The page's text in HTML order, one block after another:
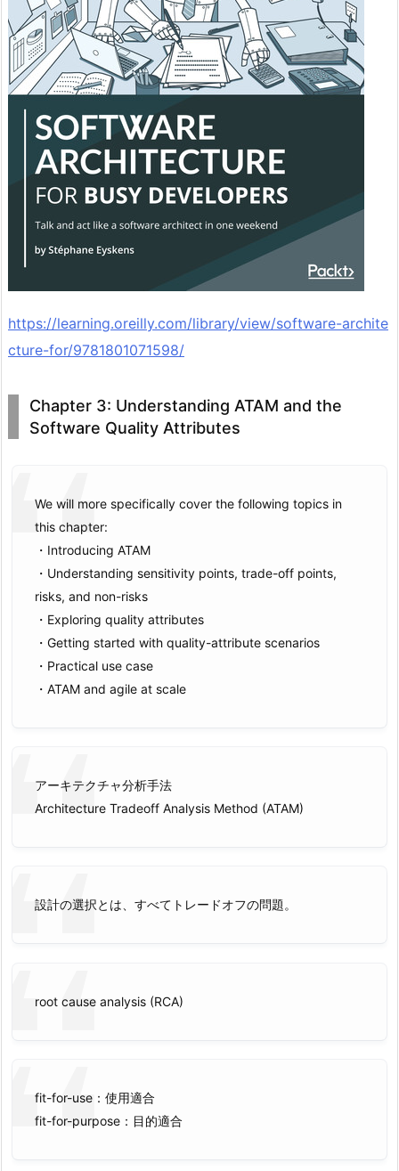
https://learning.oreilly.com/library/view/software-archite
cture-for/9781801071598/
Chapter 3: Understanding ATAM and the
Software Quality Attributes
We will more specifically cover the following topics in
this chapter:
・Introducing ATAM
・Understanding sensitivity points, trade-off points,
risks, and non-risks
・Exploring quality attributes
・Getting started with quality-attribute scenarios
・Practical use case
・ATAM and agile at scale
アーキテクチャ分析手法
Architecture Tradeoff Analysis Method (ATAM)
設計の選択とは、すべてトレードオフの問題。
root cause analysis (RCA)
fit-for-use：使用適合
fit-for-purpose：目的適合